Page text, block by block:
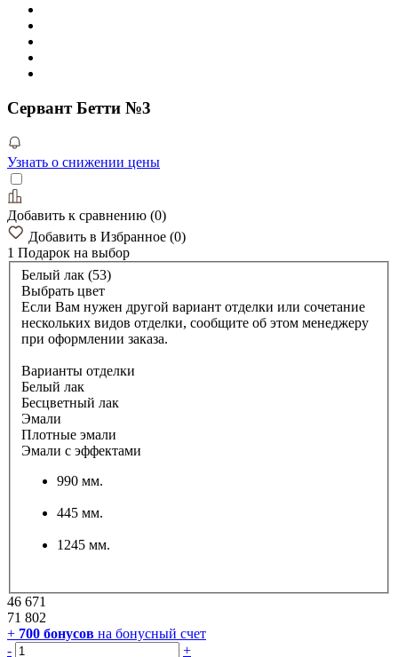
Сервант Бетти №3
Узнать о снижении цены
Добавить к сравнению (0)
Добавить в Избранное (0)
1 Подарок на выбор
Белый лак (53)
Выбрать цвет
Если Вам нужен другой вариант отделки или сочетание
нескольких видов отделки, сообщите об этом менеджеру
при оформлении заказа.
Варианты отделки
Белый лак
Бесцветный лак
Эмали
Плотные эмали
Эмали с эффектами
990 мм.
445 мм.
1245 мм.
46 671
71 802
+ 700 бонусов на бонусный счет
-
+